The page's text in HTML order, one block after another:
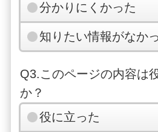
分かりにくかった
知りたい情報がなか
Q3.このページの内容は
か？
役に立った